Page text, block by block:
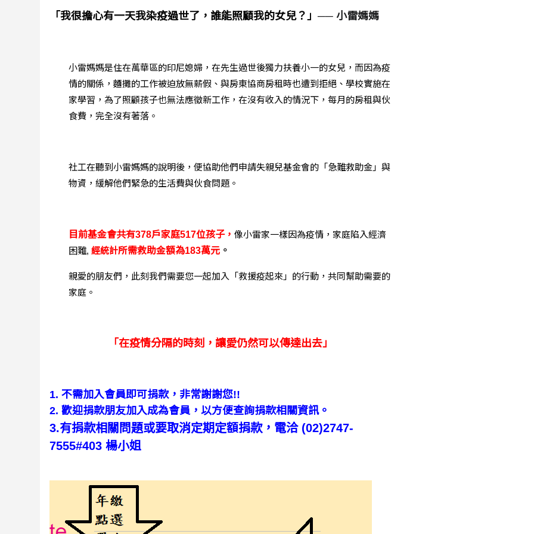
「我很擔心有一天我染疫過世了，誰能照顧我的女兒？」 ── 小雷媽媽
小雷媽媽是住在萬華區的印尼媳婦，在先生過世後獨力扶養小一的女兒，而因為疫
情的關係，麵攤的工作被迫放無薪假、與房東協商房租時也遭到拒絕、學校實施在
家學習，為了照顧孩子也無法應徵新工作，在沒有收入的情況下，每月的房租與伙
食費，完全沒有著落。
社工在聽到小雷媽媽的說明後，便協助他們申請失親兒基金會的「急難救助金」與
物資，緩解他們緊急的生活費與伙食問題。
目前基金會共有378戶家庭517位孩子， 像小雷家一樣因為疫情，家庭陷入經濟
困難, 經統計所需救助金額為183萬元 。
親愛的朋友們，此刻我們需要您一起加入「救援疫起來」的行動，共同幫助需要的
家庭。
「在疫情分隔的時刻，讓愛仍然可以傳達出去」
1. 不需加入會員即可捐款，非常謝謝您!!
2. 歡迎捐款朋友加入成為會員，以方便查詢捐款相關資訊。
3.有捐款相關問題或要取消定期定額捐款，電洽 (02)2747-
7555#403 楊小姐